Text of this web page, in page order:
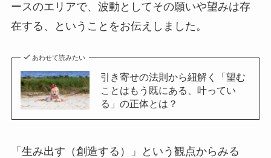
ースのエリアで、波動としてその願いや望みは存
在する、ということをお伝えしました。
あわせて読みたい
引き寄せの法則から紐解く「望む
ことはもう既にある、叶ってい
る」の正体とは？
「生み出す（創造する）」という観点からみる